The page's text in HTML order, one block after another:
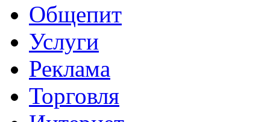
Общепит
Услуги
Реклама
Торговля